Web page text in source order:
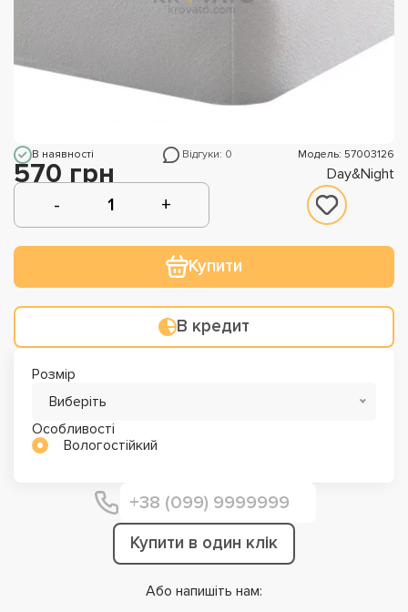
В наявності Відгуки: 0 Модель: 57003126
570 грн Day&Night
Купити
В кредит
Розмір
Виберіть
Особливості
Вологостійкий
Купити в один клік
Або напишіть нам: